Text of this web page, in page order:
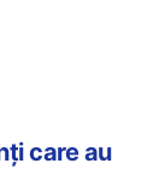
care au